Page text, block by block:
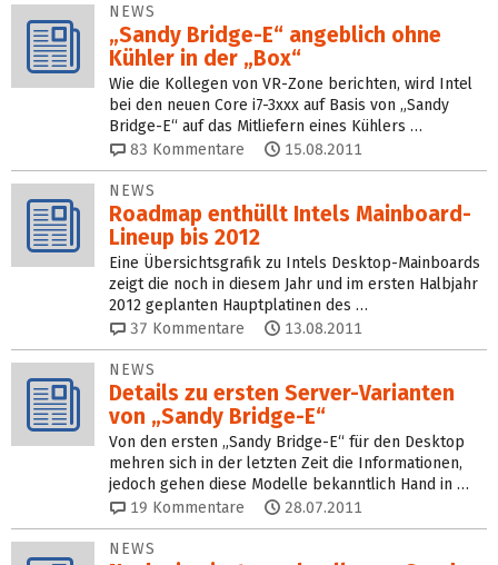
NEWS
„Sandy Bridge-E“ angeblich ohne
Kühler in der „Box“
Wie die Kollegen von VR-Zone berichten, wird Intel
bei den neuen Core i7-3xxx auf Basis von „Sandy
Bridge-E“ auf das Mitliefern eines Kühlers …
83 Kommentare 15.08.2011
NEWS
Roadmap enthüllt Intels Mainboard-
Lineup bis 2012
Eine Übersichtsgrafik zu Intels Desktop-Mainboards
zeigt die noch in diesem Jahr und im ersten Halbjahr
2012 geplanten Hauptplatinen des …
37 Kommentare 13.08.2011
NEWS
Details zu ersten Server-Varianten
von „Sandy Bridge-E“
Von den ersten „Sandy Bridge-E“ für den Desktop
mehren sich in der letzten Zeit die Informationen,
jedoch gehen diese Modelle bekanntlich Hand in …
19 Kommentare 28.07.2011
NEWS